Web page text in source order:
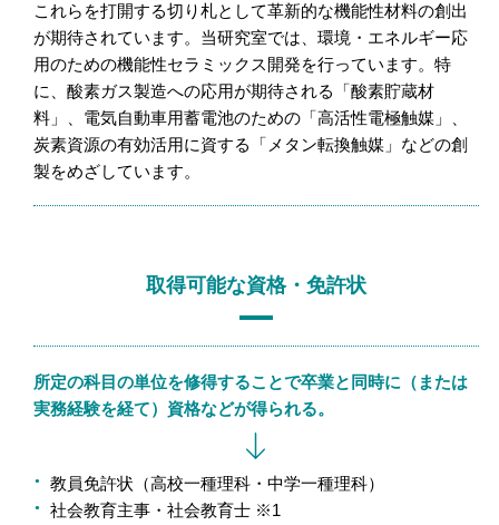
これらを打開する切り札として革新的な機能性材料の創出
が期待されています。当研究室では、環境・エネルギー応
用のための機能性セラミックス開発を行っています。特
に、酸素ガス製造への応用が期待される「酸素貯蔵材
料」、電気自動車用蓄電池のための「高活性電極触媒」、
炭素資源の有効活用に資する「メタン転換触媒」などの創
製をめざしています。
取得可能な資格・免許状
所定の科目の単位を修得することで卒業と同時に（または
実務経験を経て）資格などが得られる。
教員免許状（高校一種理科・中学一種理科）
社会教育主事・社会教育士 ※1